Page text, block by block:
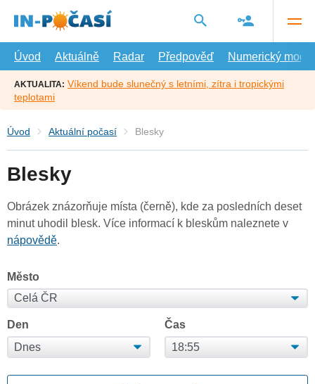
hlavní
Úvod
Aktuálně Radar Předpověď Numerický model
AKTUALITA: Víkend bude slunečný s letními, zítra i tropickými
teplotami
Úvod Aktuální počasí Blesky
Blesky
Obrázek znázorňuje místa (černě), kde za posledních deset
minut uhodil blesk. Více informací k bleskům naleznete v
nápovědě.
Město
Den Čas